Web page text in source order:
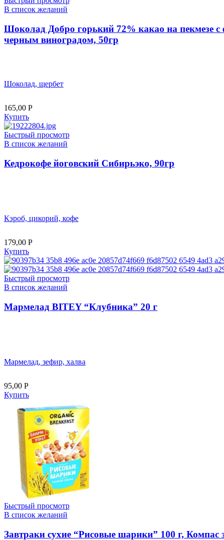
В список желаний
Шоколад Добро горький 72% какао на пекмезе
черным виноградом, 50гр
Шоколад, щербет
165,00 Р
Купить
Быстрый просмотр
В список желаний
Кедрокофе йоговский Сибирьэко, 90гр
Кэроб, цикорий, кофе
179,00 Р
Купить
Быстрый просмотр
В список желаний
Мармелад BITEY “Клубника” 20 г
Мармелад, зефир, халва
95,00 Р
Купить
Быстрый просмотр
В список желаний
Завтраки сухие “Рисовые шарики” 100 г, Компас